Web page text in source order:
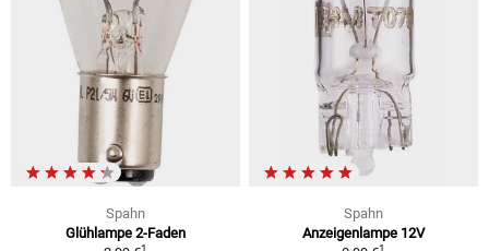
Spahn
Glühlampe 2-Faden
1
Spahn
Anzeigenlampe 12V
1